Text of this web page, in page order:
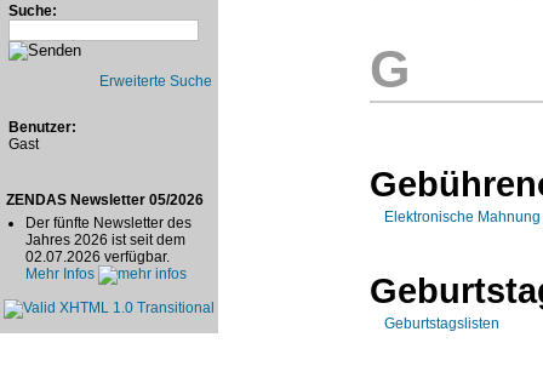
Suche:
Erweiterte Suche
Benutzer:
Gast
ZENDAS Newsletter 05/2026
Der fünfte Newsletter des
Jahres 2026 ist seit dem
02.07.2026 verfügbar.
Mehr Infos
G
Elektronische
Geburtstagslisten